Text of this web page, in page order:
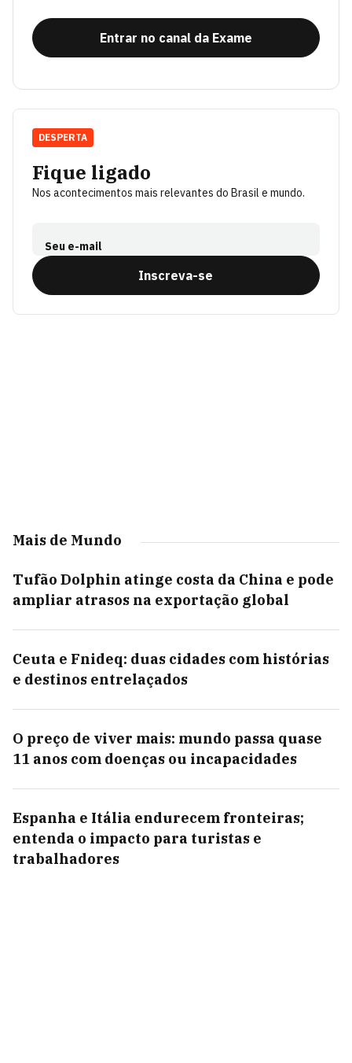
Entrar no canal da Exame
Fique ligado
Nos acontecimentos mais relevantes do Brasil e mundo.
Seu e-mail
Inscreva-se
DESPERTA
Mais de Mundo
Tufão Dolphin atinge costa da China e pode
ampliar atrasos na exportação global
Ceuta e Fnideq: duas cidades com histórias
e destinos entrelaçados
O preço de viver mais: mundo passa quase
11 anos com doenças ou incapacidades
Espanha e Itália endurecem fronteiras;
entenda o impacto para turistas e
trabalhadores